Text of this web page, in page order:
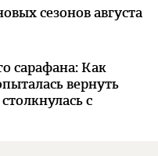
сезонов августа
сарафана: Как
вернуть
с